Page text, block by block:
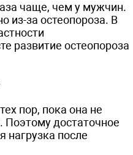
чаще, чем у мужчин.
из-за остеопороза. В
развитие остеопороза
пор, пока она не
Поэтому достаточное
нагрузка после